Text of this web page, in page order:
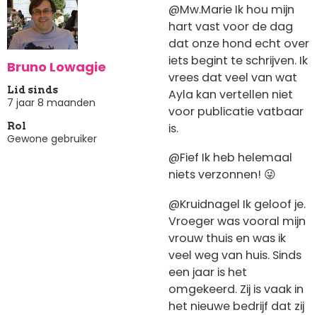
Bruno Lowagie
Lid sinds
7 jaar 8 maanden
Rol
Gewone gebruiker
@Mw.Marie Ik hou mijn
hart vast voor de dag
dat onze hond echt over
iets begint te schrijven. Ik
vrees dat veel van wat
Ayla kan vertellen niet
voor publicatie vatbaar
is.
@Fief Ik heb helemaal
niets verzonnen! 😜
@Kruidnagel Ik geloof je.
Vroeger was vooral mijn
vrouw thuis en was ik
veel weg van huis. Sinds
een jaar is het
omgekeerd. Zij is vaak in
het nieuwe bedrijf dat zij